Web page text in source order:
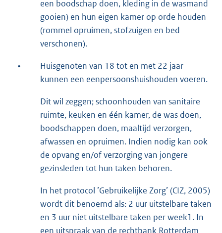
een boodschap doen, kleding in de wasmand
gooien) en hun eigen kamer op orde houden
(rommel opruimen, stofzuigen en bed
verschonen).
•
Huisgenoten van 18 tot en met 22 jaar
kunnen een eenpersoonshuishouden voeren.
Dit wil zeggen; schoonhouden van sanitaire
ruimte, keuken en één kamer, de was doen,
boodschappen doen, maaltijd verzorgen,
afwassen en opruimen. Indien nodig kan ook
de opvang en/of verzorging van jongere
gezinsleden tot hun taken behoren.
In het protocol ’Gebruikelijke Zorg’ (CIZ, 2005)
wordt dit benoemd als: 2 uur uitstelbare taken
en 3 uur niet uitstelbare taken per week1. In
een uitspraak van de rechtbank Rotterdam